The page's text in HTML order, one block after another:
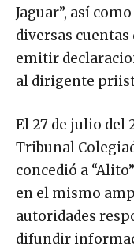
Jaguar”, así
diversas cuentas
emitir
al dirigente
El 27 de julio del
Tribunal
concedió a
en el mismo
autoridades
difundir